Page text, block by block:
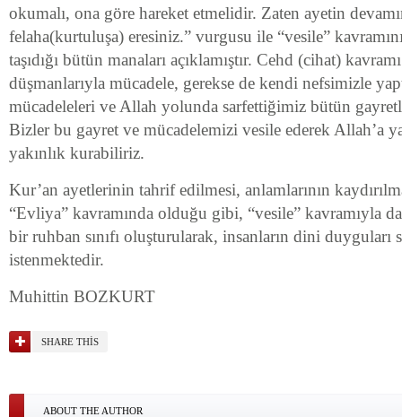
okumalı, ona göre hareket etmelidir. Zaten ayetin
felaha(kurtuluşa) eresiniz.” vurgusu ile “vesile”
taşıdığı bütün manaları açıklamıştır. Cehd (cihat)
düşmanlarıyla mücadele, gerekse de kendi nefsimizle
mücadeleleri ve Allah yolunda sarfettiğimiz bütün
Bizler bu gayret ve mücadelemizi vesile ederek Allah’a
yakınlık kurabiliriz.
Kur’an ayetlerinin tahrif edilmesi, anlamlarının
“Evliya” kavramında olduğu gibi, “vesile” kavramıyla da
bir ruhban sınıfı oluşturularak, insanların dini duyguları
istenmektedir.
Muhittin BOZKURT
SHARE THIS
ABOUT THE AUTHOR